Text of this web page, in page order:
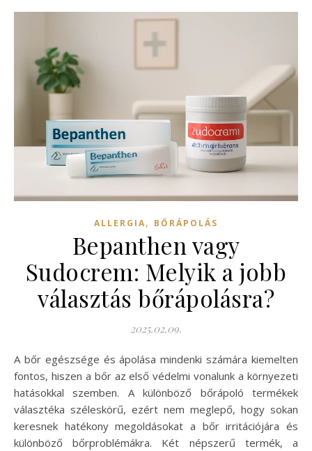
ALLERGIA, BŐRÁPOLÁS
Bepanthen vagy
Sudocrem: Melyik a jobb
választás bőrápolásra?
2025.02.09.
A bőr egészsége és ápolása mindenki számára kiemelten
fontos, hiszen a bőr az első védelmi vonalunk a környezeti
hatásokkal szemben. A különböző bőrápoló termékek
választéka széleskörű, ezért nem meglepő, hogy sokan
keresnek hatékony megoldásokat a bőr irritációjára és
különböző bőrproblémákra. Két népszerű termék, a